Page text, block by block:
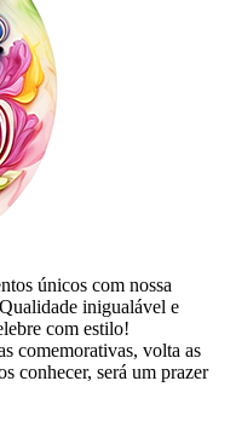
únicos com nossa
inigualável e
com estilo!
comemorativas, volta as
conhecer, será um prazer